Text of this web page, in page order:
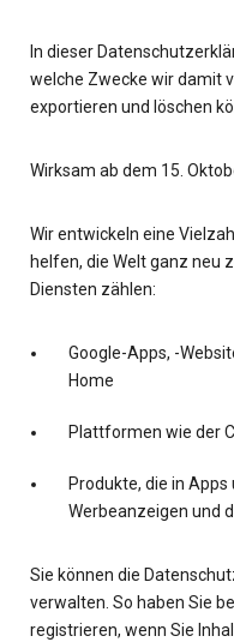
In dieser
welche Zwecke wir damit
exportieren und löschen
Wirksam ab dem 15.
Wir entwickeln eine
helfen, die Welt ganz neu
Diensten zählen:
Google-Apps, -
Home
Plattformen wie der
Produkte, die in
Werbeanzeigen und
Sie können die
verwalten. So haben Sie
registrieren, wenn Sie